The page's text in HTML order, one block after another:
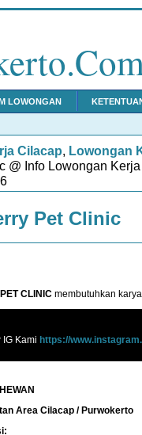
LOWONGAN
Cilacap, Lowongan
@ Info Lowongan
Pet Clinic
CLINIC membutuhkan
IG Kami https://
Area Cilacap / Purwokerto